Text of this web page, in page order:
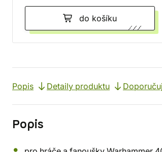
do košíku
Popis Detaily produktu
Popis